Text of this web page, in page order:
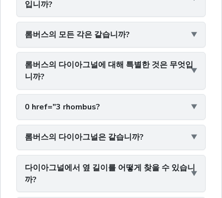
입니까?
롬버스의 모든 각은 같습니까?
롬버스의 다이아그널에 대해 특별한 것은 무엇입
니까?
0 href="3 rhombus?
롬버스의 다이아그널은 같습니까?
다이아그널에서 옆 길이를 어떻게 찾을 수 있습니
까?